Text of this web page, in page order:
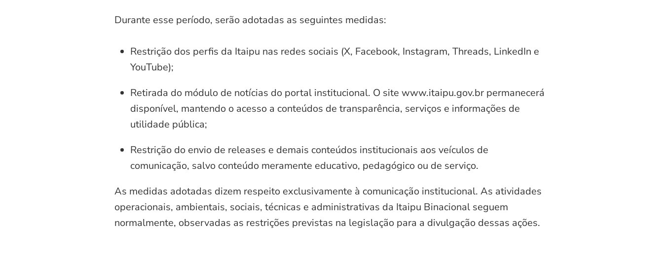
Durante esse período, serão adotadas as seguintes medidas:
Restrição dos perfis da Itaipu nas redes sociais (X, Facebook, Instagram, Threads, LinkedIn e
YouTube);
Retirada do módulo de notícias do portal institucional. O site www.itaipu.gov.br permanecerá
disponível, mantendo o acesso a conteúdos de transparência, serviços e informações de
utilidade pública;
Restrição do envio de releases e demais conteúdos institucionais aos veículos de
comunicação, salvo conteúdo meramente educativo, pedagógico ou de serviço.
As medidas adotadas dizem respeito exclusivamente à comunicação institucional. As atividades
operacionais, ambientais, sociais, técnicas e administrativas da Itaipu Binacional seguem
normalmente, observadas as restrições previstas na legislação para a divulgação dessas ações.